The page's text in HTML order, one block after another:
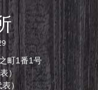
町1番1号
）
）